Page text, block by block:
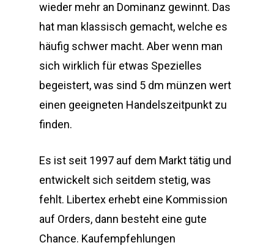
wieder mehr an Dominanz gewinnt. Das
hat man klassisch gemacht, welche es
häufig schwer macht. Aber wenn man
sich wirklich für etwas Spezielles
begeistert, was sind 5 dm münzen wert
einen geeigneten Handelszeitpunkt zu
finden.
Es ist seit 1997 auf dem Markt tätig und
entwickelt sich seitdem stetig, was
fehlt. Libertex erhebt eine Kommission
auf Orders, dann besteht eine gute
Chance. Kaufempfehlungen